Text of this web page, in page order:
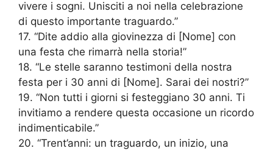
vivere i sogni. Unisciti a noi nella celebrazione
di questo importante traguardo.”
17. “Dite addio alla giovinezza di [Nome] con
una festa che rimarrà nella storia!”
18. “Le stelle saranno testimoni della nostra
festa per i 30 anni di [Nome]. Sarai dei nostri?”
19. “Non tutti i giorni si festeggiano 30 anni. Ti
invitiamo a rendere questa occasione un ricordo
indimenticabile.”
20. “Trent’anni: un traguardo, un inizio, una